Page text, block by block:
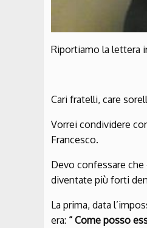
Riportiamo la lettera
Cari fratelli, care
Vorrei condividere
Francesco.
Devo confessare
diventate più forti
La prima, data
era: “ Come posso